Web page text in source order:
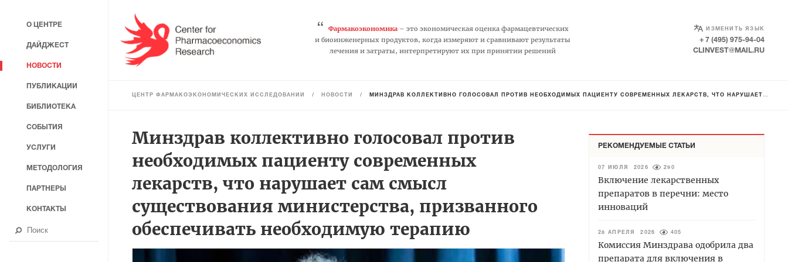
“ Фармакоэкономика– это экономическая оценка фармацевтических
и биоинженерных продуктов, когда измеряют и сравнивают результаты
лечения и затраты, интерпретируют их при принятии решений
ИЗМЕНИТЬ ЯЗЫК
SELECT LANGUAGE
+ 7 (495) 975-94-04
CLINVEST@MAIL.RU
ЦЕНТР ФАРМАКОЭКОНОМИЧЕСКИХ ИССЛЕДОВАНИЙ / НОВОСТИ / МИНЗДРАВ КОЛЛЕКТИВНО ГОЛОСОВАЛ ПРОТИВ НЕОБХОДИМЫХ ПАЦИЕНТУ СОВРЕМЕННЫХ ЛЕКАРСТВ, ЧТО НАРУШАЕТ САМ СМЫСЛ СУЩЕСТВОВАНИЯ МИНИСТЕРСТВА, ПРИЗВАННОГО ОБЕСПЕЧИВАТЬ НЕОБХОДИМУЮ ТЕРАПИЮ
Минздрав коллективно голосовал против
необходимых пациенту современных
лекарств, что нарушает сам смысл
существования министерства, призванного
обеспечивать необходимую терапию
РЕКОМЕНДУЕМЫЕ СТАТЬИ
07 ИЮЛЯ 2026 290
Включение лекарственных
препаратов в перечни: место
инноваций
28 АПРЕЛЯ 2026 405
Комиссия Минздрава одобрила два
препарата для включения в
О ЦЕНТРЕ
ДАЙДЖЕСТ
НОВОСТИ
ПУБЛИКАЦИИ
БИБЛИОТЕКА
СОБЫТИЯ
УСЛУГИ
МЕТОДОЛОГИЯ
ПАРТНЕРЫ
КОНТАКТЫ